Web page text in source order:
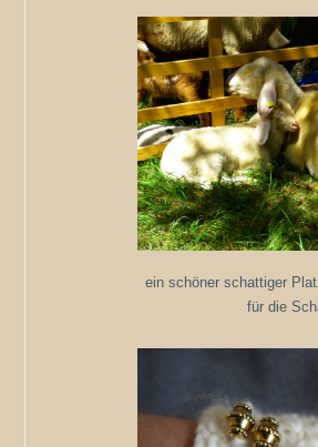
ein schöner schattiger
für die